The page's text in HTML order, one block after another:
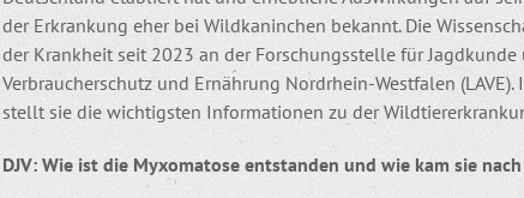
der Erkrankung eher bei Wildkaninchen bekannt. Die
der Krankheit seit 2023 an der Forschungsstelle für
Verbraucherschutz und Ernährung Nordrhein-Westfalen
stellt sie die wichtigsten Informationen zu der
DJV: Wie ist die Myxomatose entstanden und wie kam sie